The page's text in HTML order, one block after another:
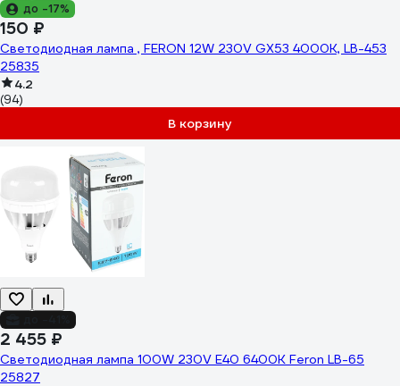
до -17%
150 ₽
Светодиодная лампа , FERON 12W 230V GX53 4000K, LB-453
25835
4.2
(94)
В корзину
2 455 ₽
Светодиодная лампа 100W 230V E40 6400K Feron LB-65
25827